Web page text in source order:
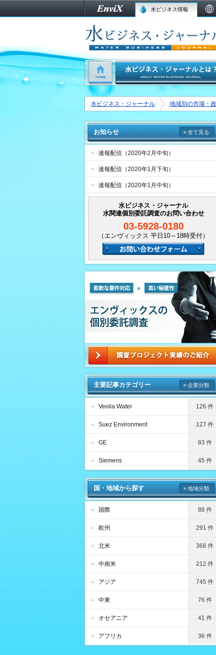
水ビジネス情報
水ビジネス・ジャーナル 地域別の市場・
お知らせ » 全て見る
速報配信（2020年2月中旬）
速報配信（2020年1月下旬）
速報配信（2020年1月中旬）
水ビジネス・ジャーナル
水関連個別委託調査のお問い合わせ
03-5928-0180
（エンヴィックス 平日10～18時受付）
主要記事カテゴリー » 企業分類
Veolia Water 126 件
Suez Environment 127 件
GE 83 件
Siemens 45 件
国・地域から探す » 地域分類
国際 88 件
欧州 291 件
北米 368 件
中南米 212 件
アジア 745 件
中東 76 件
オセアニア 41 件
アフリカ 36 件